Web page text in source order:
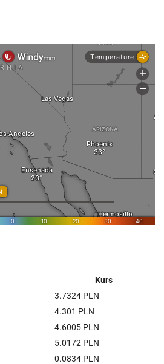
Kurs
3.7324 PLN
4.301 PLN
4.6005 PLN
5.0172 PLN
0.0834 PLN